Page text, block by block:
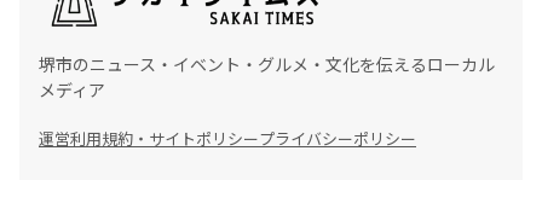
堺市のニュース・イベント・グルメ・文化を伝えるローカル
メディア
運営利用規約・サイトポリシープライバシーポリシー